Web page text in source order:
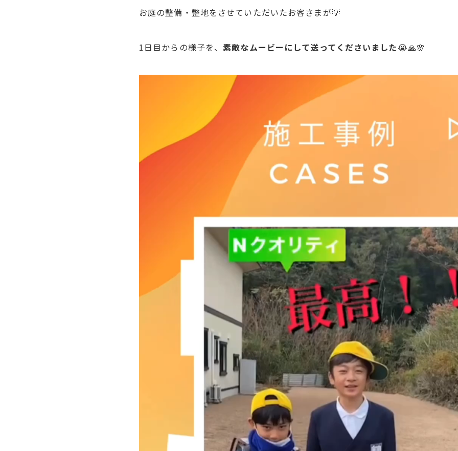
お庭の整備・整地をさせていただいたお客さまが💡
1日目からの様子を、 素敵なムービーにして送ってくださいました😭🙏🌸